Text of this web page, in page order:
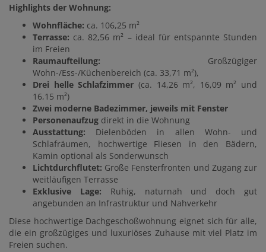
Highlights der Wohnung:
Wohnfläche: ca. 106,25 m²
Terrasse: ca. 82,56 m² – ideal für entspannte Stunden
im Freien
Raumaufteilung: Großzügiger
Wohn-/Ess-/Küchenbereich (ca. 33,71 m²),
Drei helle Schlafzimmer (ca. 14,26 m², 16,09 m² und
16,15 m²)
Zwei moderne Badezimmer, jeweils mit Fenster
Personenaufzug direkt in die Wohnung
Ausstattung: Dielenböden in allen Wohn- und
Schlafräumen, hochwertige Fliesen in den Bädern,
Kamin optional als Sonderwunsch
Lichtdurchflutet: Große Fensterfronten und Zugang zur
weitläufigen Terrasse
Exklusive Lage: Ruhig, naturnah und doch gut
angebunden an Infrastruktur und Nahverkehr
Diese hochwertige Dachgeschoßwohnung eignet sich für alle,
die ein großzügiges und luxuriöses Zuhause mit viel Platz im
Freien suchen.